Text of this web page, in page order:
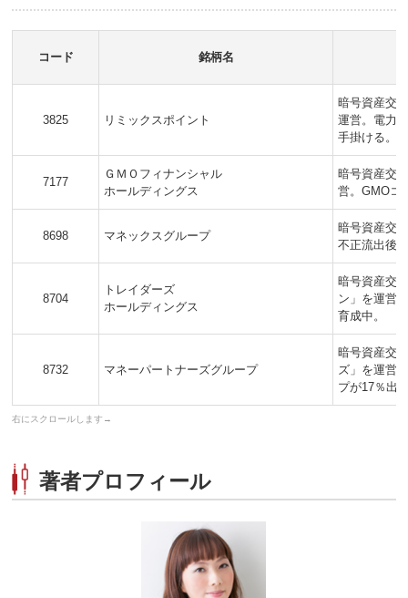
コード 銘柄名
3825 リミックスポイント
暗号資産交
運営。電力
手掛ける。
7177
ＧＭＯフィナンシャル
ホールディングス
暗号資産交
営。GMOコ
8698 マネックスグループ
暗号資産交
不正流出後
8704
トレイダーズ
ホールディングス
暗号資産交
ン」を運営
育成中。
8732 マネーパートナーズグループ
暗号資産交
ズ」を運営
プが17％出
著者プロフィール